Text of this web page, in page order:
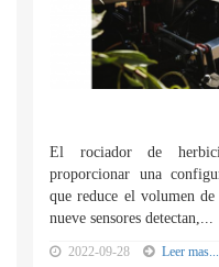
El rociador de
proporcionar una
que reduce el volumen
nueve sensores detectan,...
2022-09-28 Leer mas...